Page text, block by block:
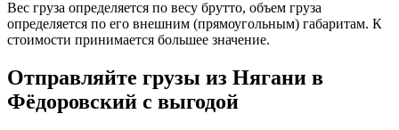
Вес груза определяется по весу брутто, объем груза
определяется по его внешним (прямоугольным) габаритам. К
стоимости принимается большее значение.
Отправляйте грузы из Нягани в
Фёдоровский с выгодой